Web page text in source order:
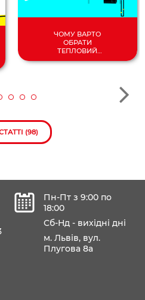
ЧОМУ ВАРТО
ОБРАТИ
ТЕПЛОВИЙ
НАСОС
(98)
Пн-Пт з 9:00 по
18:00
Сб-Нд - вихідні дні
м. Львів, вул.
Плугова 8а